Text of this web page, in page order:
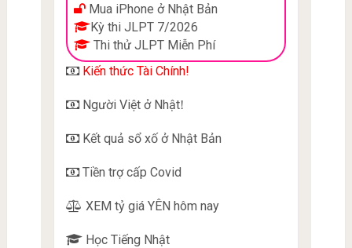
Mua iPhone ở Nhật Bản
Kỳ thi JLPT 7/2026
Thi thử JLPT Miễn Phí
Kiến thức Tài Chính!
Người Việt ở Nhật!
Kết quả sổ xố ở Nhật Bản
Tiền trợ cấp Covid
XEM tỷ giá YÊN hôm nay
Học Tiếng Nhật